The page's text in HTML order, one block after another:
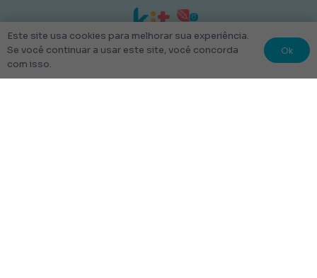
© 2022 Kit Escolar São Paulo.
Este site usa cookies para melhorar sua experiência.
Se você continuar a usar este site, você concorda
com isso.
Ok